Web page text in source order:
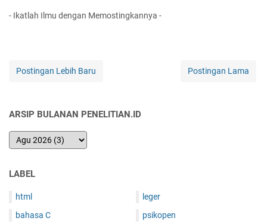
- Ikatlah Ilmu dengan Memostingkannya -
Postingan Lebih Baru Postingan Lama
ARSIP BULANAN PENELITIAN.ID
LABEL
html
bahasa C
leger
psikopen